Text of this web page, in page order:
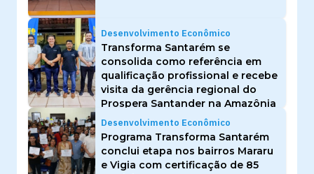
Desenvolvimento Econômico
Transforma Santarém se
consolida como referência em
qualificação profissional e recebe
visita da gerência regional do
Prospera Santander na Amazônia
Desenvolvimento Econômico
Programa Transforma Santarém
conclui etapa nos bairros Mararu
e Vigia com certificação de 85